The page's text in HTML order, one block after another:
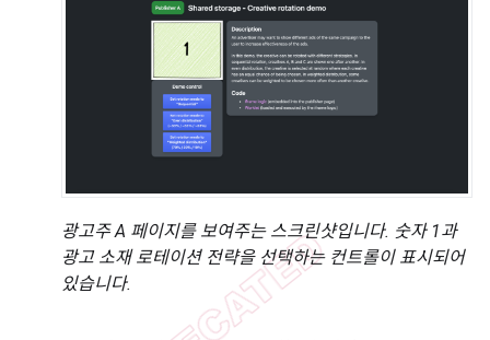
광고주 A 페이지를 보여주는 스크린샷입니다. 숫자 1과
광고 소재 로테이션 전략을 선택하는 컨트롤이 표시되어
있습니다.